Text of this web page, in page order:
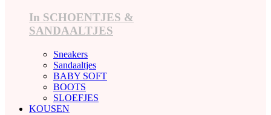
In SCHOENTJES &
SANDAALTJES
Sneakers
Sandaaltjes
BABY SOFT
BOOTS
SLOEFJES
KOUSEN